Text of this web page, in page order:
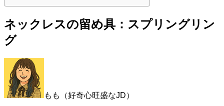
ネックレスの留め具：スプリングリン
グ
もも（好奇心旺盛なJD）